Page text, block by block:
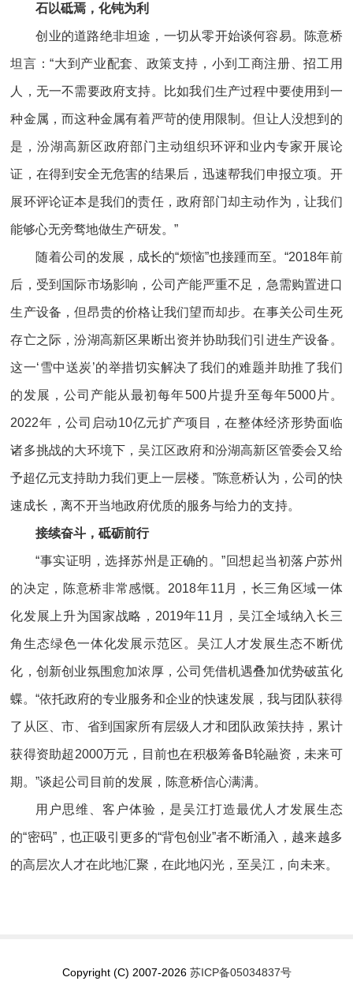
石以砥焉，化钝为利
创业的道路绝非坦途，一切从零开始谈何容易。陈意桥
坦言：“大到产业配套、政策支持，小到工商注册、招工用
人，无一不需要政府支持。比如我们生产过程中要使用到一
种金属，而这种金属有着严苛的使用限制。但让人没想到的
是，汾湖高新区政府部门主动组织环评和业内专家开展论
证，在得到安全无危害的结果后，迅速帮我们申报立项。开
展环评论证本是我们的责任，政府部门却主动作为，让我们
能够心无旁骛地做生产研发。”
随着公司的发展，成长的“烦恼”也接踵而至。“2018年前
后，受到国际市场影响，公司产能严重不足，急需购置进口
生产设备，但昂贵的价格让我们望而却步。在事关公司生死
存亡之际，汾湖高新区果断出资并协助我们引进生产设备。
这一‘雪中送炭’的举措切实解决了我们的难题并助推了我们
的发展，公司产能从最初每年500片提升至每年5000片。
2022年，公司启动10亿元扩产项目，在整体经济形势面临
诸多挑战的大环境下，吴江区政府和汾湖高新区管委会又给
予超亿元支持助力我们更上一层楼。”陈意桥认为，公司的快
速成长，离不开当地政府优质的服务与给力的支持。
接续奋斗，砥砺前行
“事实证明，选择苏州是正确的。”回想起当初落户苏州
的决定，陈意桥非常感慨。2018年11月，长三角区域一体
化发展上升为国家战略，2019年11月，吴江全域纳入长三
角生态绿色一体化发展示范区。吴江人才发展生态不断优
化，创新创业氛围愈加浓厚，公司凭借机遇叠加优势破茧化
蝶。“依托政府的专业服务和企业的快速发展，我与团队获得
了从区、市、省到国家所有层级人才和团队政策扶持，累计
获得资助超2000万元，目前也在积极筹备B轮融资，未来可
期。”谈起公司目前的发展，陈意桥信心满满。
用户思维、客户体验，是吴江打造最优人才发展生态
的“密码”，也正吸引更多的“背包创业”者不断涌入，越来越多
的高层次人才在此地汇聚，在此地闪光，至吴江，向未来。
Copyright (C) 2007-2026 苏ICP备05034837号